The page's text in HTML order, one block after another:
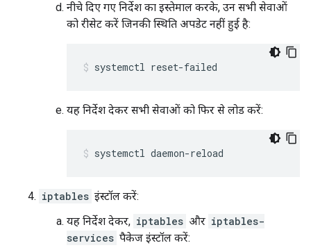
नीचे दिए गए निर्देश का इस्तेमाल करके, उन सभी सेवाओं
को रीसेट करें जिनकी स्थिति अपडेट नहीं हुई है:
systemctl reset-failed
यह निर्देश देकर सभी सेवाओं को फिर से लोड करें:
systemctl daemon-reload
iptables इंस्टॉल करें:
यह निर्देश देकर, iptables और iptables-
services पैकेज इंस्टॉल करें: